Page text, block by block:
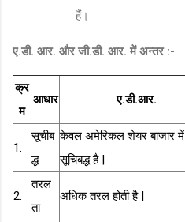
हैं।
ए.डी. आर. और जी.डी. आर. में अन्तर :-
क्र
म
आधार ए.डी.आर.
1.
सूचीब
द्ध
केवल अमेरिकल शेयर बाजार में
सूचिबद्ध है |
2.
तरल
ता
अधिक तरल होती है |